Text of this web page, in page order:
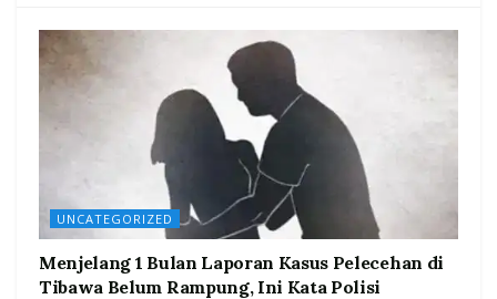
UNCATEGORIZED
Menjelang 1 Bulan Laporan Kasus Pelecehan di
Tibawa Belum Rampung, Ini Kata Polisi